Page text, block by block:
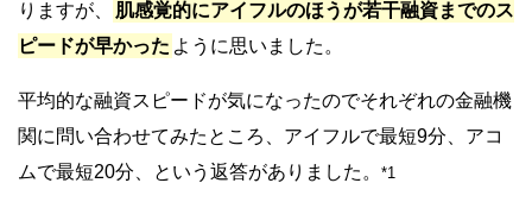
りますが、
肌感覚的にアイフルのほうが若干融資までのス
ピードが早かった ように思いました。
平均的な融資スピードが気になったのでそれぞれの金融機
関に問い合わせてみたところ、アイフルで最短9分、アコ
ムで最短20分、という返答がありました。 *1